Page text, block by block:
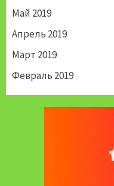
Май 2019
Апрель 2019
Март 2019
Февраль 2019